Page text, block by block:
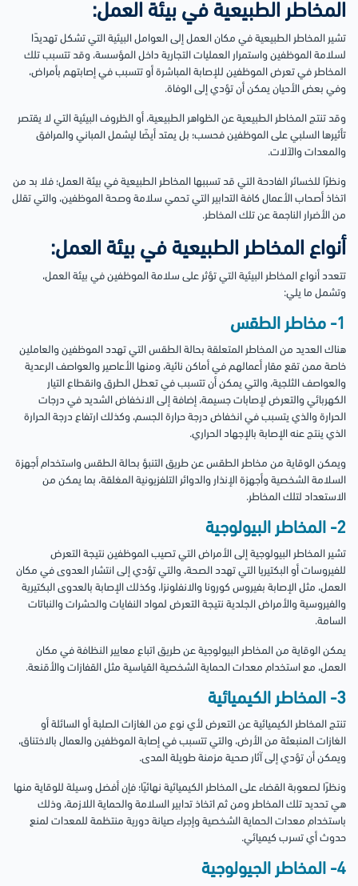
المخاطر الطبيعية في بيئة العمل:
تشير المخاطر الطبيعية في مكان العمل إلى العوامل البيئية التي تشكل تهديدًا
لسلامة الموظفين واستمرار العمليات التجارية داخل المؤسسة، وقد تتسبب تلك
المخاطر في تعرض الموظفين للإصابة المباشرة أو تتسبب في إصابتهم بأمراض،
وفي بعض الأحيان يمكن أن تؤدي إلى الوفاة.
وقد تنتج المخاطر الطبيعية عن الظواهر الطبيعية، أو الظروف البيئية التي لا يقتصر
تأثيرها السلبي على الموظفين فحسب؛ بل يمتد أيضًا ليشمل المباني والمرافق
والمعدات والآلات.
ونظرًا للخسائر الفادحة التي قد تسببها المخاطر الطبيعية في بيئة العمل؛ فلا بد من
اتخاذ أصحاب الأعمال كافة التدابير التي تحمي سلامة وصحة الموظفين، والتي تقلل
من الأضرار الناجمة عن تلك المخاطر.
أنواع المخاطر الطبيعية في بيئة العمل:
تتعدد أنواع المخاطر البيئية التي تؤثر على سلامة الموظفين في بيئة العمل،
وتشمل ما يلي:
1- مخاطر الطقس
هناك العديد من المخاطر المتعلقة بحالة الطقس التي تهدد الموظفين والعاملين
خاصة ممن تقع مقار أعمالهم في أماكن نائية، ومنها الأعاصير والعواصف الرعدية
والعواصف الثلجية، والتي يمكن أن تتسبب في تعطل الطرق وانقطاع التيار
الكهربائي والتعرض لإصابات جسيمة، إضافة إلى الانخفاض الشديد في درجات
الحرارة والذي يتسبب في انخفاض درجة حرارة الجسم، وكذلك ارتفاع درجة الحرارة
الذي ينتج عنه الإصابة بالإجهاد الحراري.
ويمكن الوقاية من مخاطر الطقس عن طريق التنبؤ بحالة الطقس واستخدام أجهزة
السلامة الشخصية وأجهزة الإنذار والدوائر التلفزيونية المغلقة، بما يمكن من
الاستعداد لتلك المخاطر.
2- المخاطر البيولوجية
تشير المخاطر البيولوجية إلى الأمراض التي تصيب الموظفين نتيجة التعرض
للفيروسات أو البكتيريا التي تهدد الصحة، والتي تؤدي إلى انتشار العدوى في مكان
العمل، مثل الإصابة بفيروس كورونا والانفلونزا، وكذلك الإصابة بالعدوى البكتيرية
والفيروسية والأمراض الجلدية نتيجة التعرض لمواد النفايات والحشرات والنباتات
السامة.
يمكن الوقاية من المخاطر البيولوجية عن طريق اتباع معايير النظافة في مكان
العمل، مع استخدام معدات الحماية الشخصية القياسية مثل القفازات والأقنعة.
3- المخاطر الكيميائية
تنتج المخاطر الكيميائية عن التعرض لأي نوع من الغازات الصلبة أو السائلة أو
الغازات المنبعثة من الأرض، والتي تتسبب في إصابة الموظفين والعمال بالاختناق،
ويمكن أن تؤدي إلى آثار صحية مزمنة طويلة المدى.
ونظرًا لصعوبة القضاء على المخاطر الكيميائية نهائيًا؛ فإن أفضل وسيلة للوقاية منها
هي تحديد تلك المخاطر ومن ثم اتخاذ تدابير السلامة والحماية اللازمة، وذلك
باستخدام معدات الحماية الشخصية وإجراء صيانة دورية منتظمة للمعدات لمنع
حدوث أي تسرب كيميائي.
4- المخاطر الجيولوجية